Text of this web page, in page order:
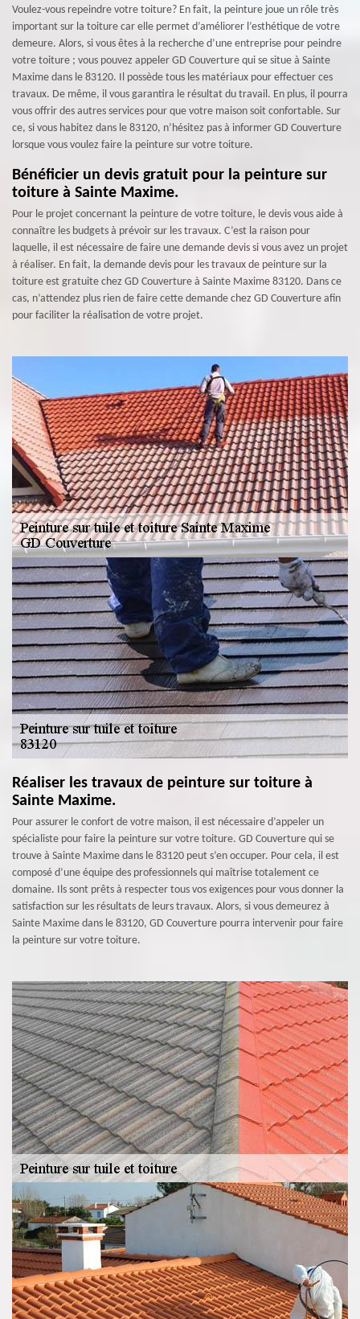
Voulez-vous repeindre votre toiture? En fait, la peinture joue un rôle très
important sur la toiture car elle permet d’améliorer l’esthétique de votre
demeure. Alors, si vous êtes à la recherche d’une entreprise pour peindre
votre toiture ; vous pouvez appeler GD Couverture qui se situe à Sainte
Maxime dans le 83120. Il possède tous les matériaux pour effectuer ces
travaux. De même, il vous garantira le résultat du travail. En plus, il pourra
vous offrir des autres services pour que votre maison soit confortable. Sur
ce, si vous habitez dans le 83120, n’hésitez pas à informer GD Couverture
lorsque vous voulez faire la peinture sur votre toiture.
Bénéficier un devis gratuit pour la peinture sur
toiture à Sainte Maxime.
Pour le projet concernant la peinture de votre toiture, le devis vous aide à
connaître les budgets à prévoir sur les travaux. C’est la raison pour
laquelle, il est nécessaire de faire une demande devis si vous avez un projet
à réaliser. En fait, la demande devis pour les travaux de peinture sur la
toiture est gratuite chez GD Couverture à Sainte Maxime 83120. Dans ce
cas, n’attendez plus rien de faire cette demande chez GD Couverture afin
pour faciliter la réalisation de votre projet.
Réaliser les travaux de peinture sur toiture à
Sainte Maxime.
Pour assurer le confort de votre maison, il est nécessaire d’appeler un
spécialiste pour faire la peinture sur votre toiture. GD Couverture qui se
trouve à Sainte Maxime dans le 83120 peut s’en occuper. Pour cela, il est
composé d’une équipe des professionnels qui maîtrise totalement ce
domaine. Ils sont prêts à respecter tous vos exigences pour vous donner la
satisfaction sur les résultats de leurs travaux. Alors, si vous demeurez à
Sainte Maxime dans le 83120, GD Couverture pourra intervenir pour faire
la peinture sur votre toiture.